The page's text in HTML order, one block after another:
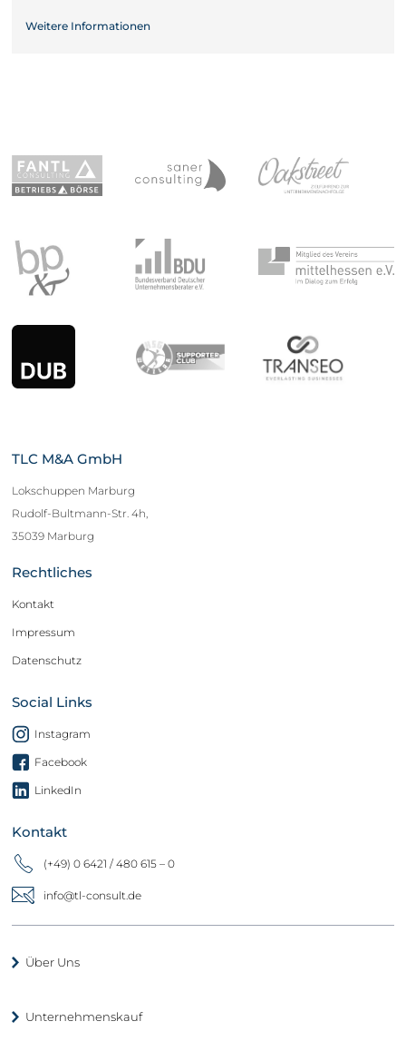
Weitere Informationen
TLC M&A GmbH
Lokschuppen Marburg
Rudolf-Bultmann-Str. 4h,
35039 Marburg
Rechtliches
Kontakt
Impressum
Datenschutz
Social Links
Instagram
Facebook
LinkedIn
Kontakt
(+49) 0 6421 / 480 615 – 0
info@tl-consult.de
Über Uns
Unternehmenskauf